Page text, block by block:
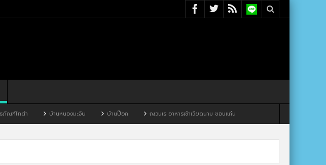
บ้านหนองมะจับ บ้านป๊อก ญวนเร อาหารเช้าเวียดนาม ขอนแก่น